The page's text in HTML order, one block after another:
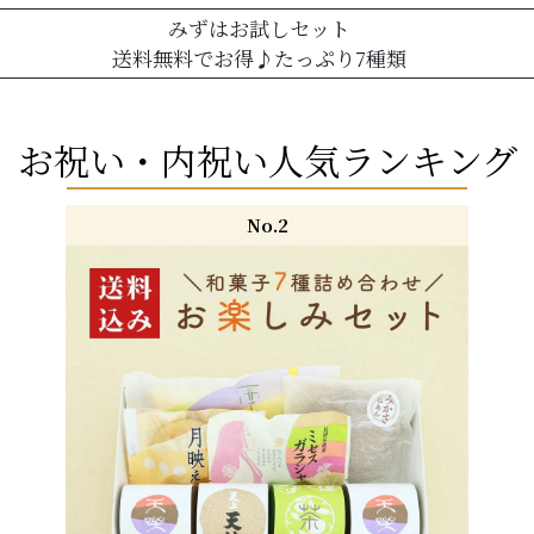
みずはお試しセット
送料無料でお得♪たっぷり7種類
お祝い・内祝い人気ランキング
No.2